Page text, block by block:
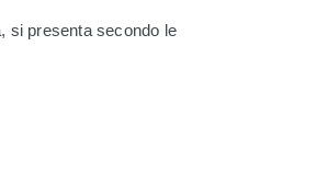
si presenta secondo le